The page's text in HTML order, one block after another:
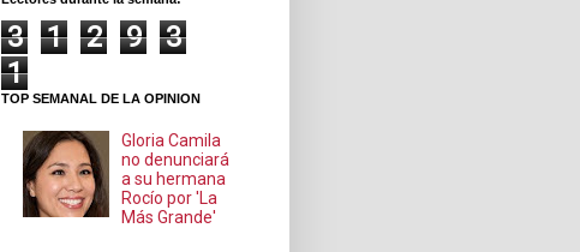
3 1 2 9
3
1
TOP SEMANAL DE LA OPINION
Gloria Camila
no denunciará
a su hermana
Rocío por 'La
Más Grande'